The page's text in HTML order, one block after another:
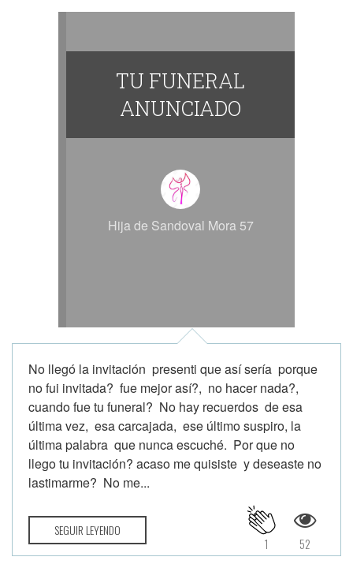
TU FUNERAL
ANUNCIADO
Hija de Sandoval Mora 57
No llegó la invitación presenti que así sería porque
no fui invitada? fue mejor así?, no hacer nada?,
cuando fue tu funeral? No hay recuerdos de esa
última vez, esa carcajada, ese último suspiro, la
última palabra que nunca escuché. Por que no
llego tu invitación? acaso me quisiste y deseaste no
lastimarme? No me...
SEGUIR LEYENDO
52
1